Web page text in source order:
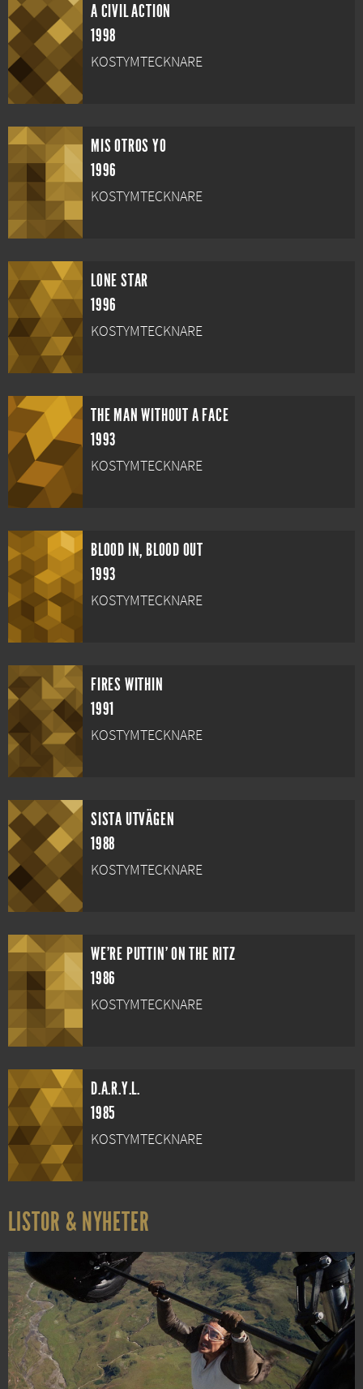
A CIVIL ACTION
1998
KOSTYMTECKNARE
MIS OTROS YO
1996
KOSTYMTECKNARE
LONE STAR
1996
KOSTYMTECKNARE
THE MAN WITHOUT A FACE
1993
KOSTYMTECKNARE
BLOOD IN, BLOOD OUT
1993
KOSTYMTECKNARE
FIRES WITHIN
1991
KOSTYMTECKNARE
SISTA UTVÄGEN
1988
KOSTYMTECKNARE
WE'RE PUTTIN' ON THE RITZ
1986
KOSTYMTECKNARE
D.A.R.Y.L.
1985
KOSTYMTECKNARE
LISTOR & NYHETER